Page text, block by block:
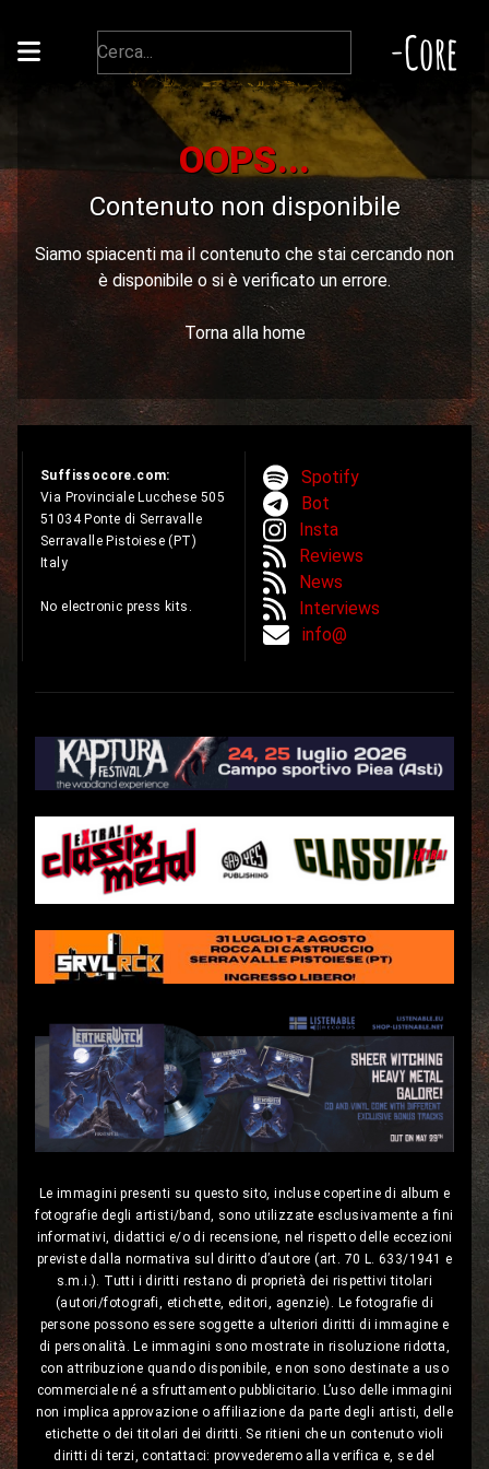
-Core
OOPS...
Contenuto non disponibile
Siamo spiacenti ma il contenuto che stai cercando non
è disponibile o si è verificato un errore.
Torna alla home
Suffissocore.com:
Via Provinciale Lucchese 505
51034 Ponte di Serravalle
Serravalle Pistoiese (PT)
Italy
No electronic press kits.
Spotify
Bot
Insta
Reviews
News
Interviews
info@
Le immagini presenti su questo sito, incluse copertine di album e
fotografie degli artisti/band, sono utilizzate esclusivamente a fini
informativi, didattici e/o di recensione, nel rispetto delle eccezioni
previste dalla normativa sul diritto d’autore (art. 70 L. 633/1941 e
s.m.i.). Tutti i diritti restano di proprietà dei rispettivi titolari
(autori/fotografi, etichette, editori, agenzie). Le fotografie di
persone possono essere soggette a ulteriori diritti di immagine e
di personalità. Le immagini sono mostrate in risoluzione ridotta,
con attribuzione quando disponibile, e non sono destinate a uso
commerciale né a sfruttamento pubblicitario. L’uso delle immagini
non implica approvazione o affiliazione da parte degli artisti, delle
etichette o dei titolari dei diritti. Se ritieni che un contenuto violi
diritti di terzi, contattaci: provvederemo alla verifica e, se del